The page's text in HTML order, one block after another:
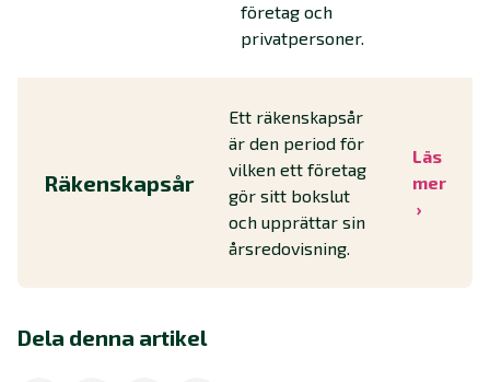
företag och
privatpersoner.
Räkenskapsår
Ett räkenskapsår
är den period för
vilken ett företag
gör sitt bokslut
och upprättar sin
årsredovisning.
Läs
mer
Dela denna artikel